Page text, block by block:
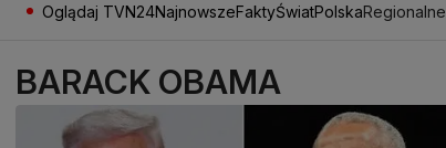
Oglądaj TVN24NajnowszeFaktyŚwiatPolskaRegionalne
BARACK OBAMA